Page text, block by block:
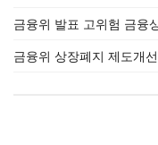
금융위 발표 고위험 금융
금융위 상장폐지 제도개